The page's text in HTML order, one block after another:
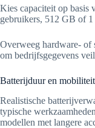
Kies capaciteit op
gebruikers, 512 GB of
Overweeg hardware-
om bedrijfsgegevens
Batterijduur en mobiliteit
Realistische
typische
modellen met langere